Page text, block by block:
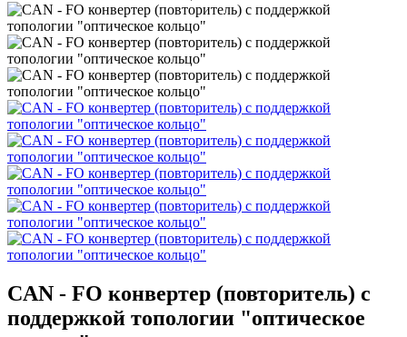
CAN - FO конвертер (повторитель) с
поддержкой топологии "оптическое